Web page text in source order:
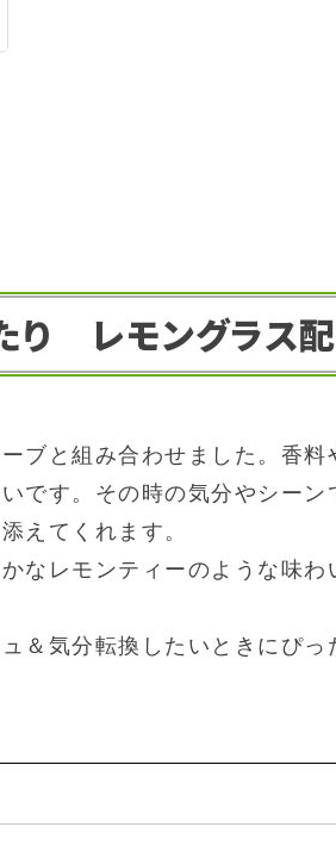
り レモングラス
ブと組み合わせました。香料
です。その時の気分やシーン
えてくれます。
なレモンティーのような味わ
＆気分転換したいときにぴっ